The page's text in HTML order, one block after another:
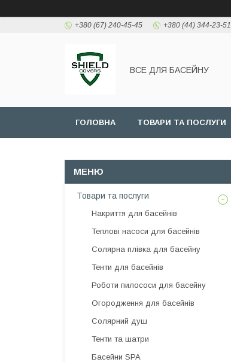
+380 (67) 240-45-45 +380 (44) 344-23-51
ВСЕ ДЛЯ БАСЕЙНУ
ГОЛОВНА ТОВАРИ ТА ПОСЛУГИ
Товари та послуги
Накриття для басейнів
Теплові насоси для басейнів
Солярна плівка для басейну
Тенти для басейнів
Роботи пилососи для басейну
Огородження для басейнів
Солярний душ
Тенти та шатри
Басейни SPA